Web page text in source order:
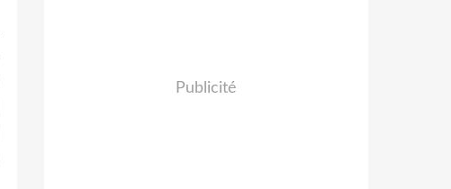
Publicité